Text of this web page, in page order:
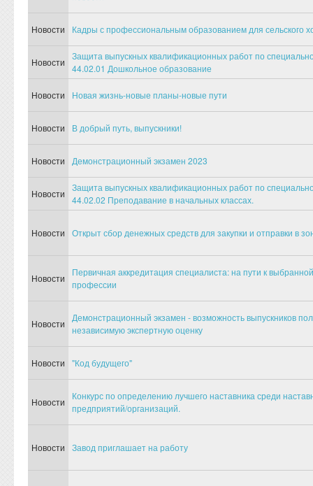
Новости Кадры с профессиональным образованием для сельского
Новости
Защита выпускных квалификационных работ по
44.02.01 Дошкольное образование
Новости Новая жизнь-новые планы-новые пути
Новости В добрый путь, выпускники!
Новости Демонстрационный экзамен 2023
Новости
Защита выпускных квалификационных работ по
44.02.02 Преподавание в начальных классах.
Новости Открыт сбор денежных средств для закупки и отправки в
Новости
Первичная аккредитация специалиста: на пути к выбранной
профессии
Новости
Демонстрационный экзамен - возможность выпускников
независимую экспертную оценку
Новости "Код будущего"
Новости
Конкурс по определению лучшего наставника среди
предприятий/организаций.
Новости Завод приглашает на работу